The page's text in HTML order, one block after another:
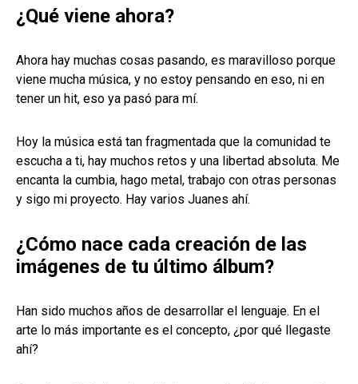
¿Qué viene ahora?
Ahora hay muchas cosas pasando, es maravilloso porque
viene mucha música, y no estoy pensando en eso, ni en
tener un hit, eso ya pasó para mí.
Hoy la música está tan fragmentada que la comunidad te
escucha a ti, hay muchos retos y una libertad absoluta. Me
encanta la cumbia, hago metal, trabajo con otras personas
y sigo mi proyecto. Hay varios Juanes ahí.
¿Cómo nace cada creación de las
imágenes de tu último álbum?
Han sido muchos años de desarrollar el lenguaje. En el
arte lo más importante es el concepto, ¿por qué llegaste
ahí?